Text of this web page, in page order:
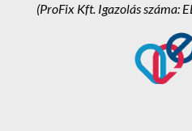
(ProFix Kft. Igazolás száma: